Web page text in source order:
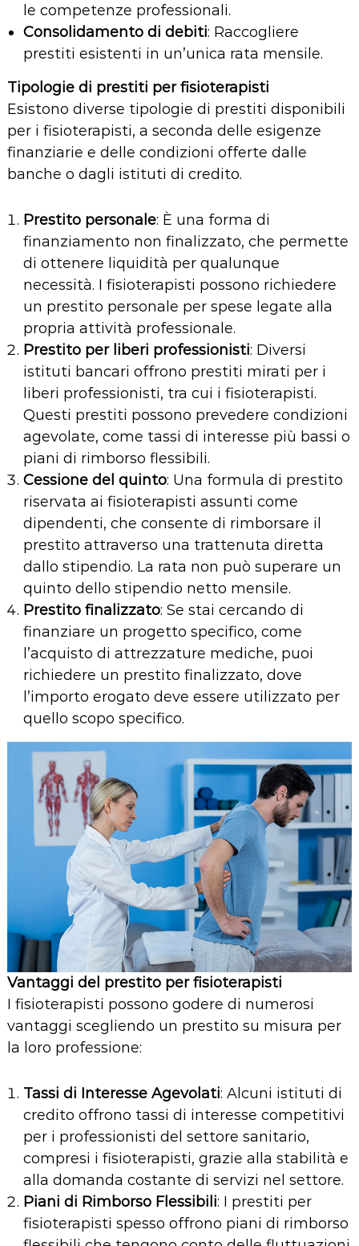
le competenze professionali.
Consolidamento di debiti: Raccogliere
prestiti esistenti in un’unica rata mensile.
Tipologie di prestiti per fisioterapisti
Esistono diverse tipologie di prestiti disponibili
per i fisioterapisti, a seconda delle esigenze
finanziarie e delle condizioni offerte dalle
banche o dagli istituti di credito.
Prestito personale: È una forma di
finanziamento non finalizzato, che permette
di ottenere liquidità per qualunque
necessità. I fisioterapisti possono richiedere
un prestito personale per spese legate alla
propria attività professionale.
Prestito per liberi professionisti: Diversi
istituti bancari offrono prestiti mirati per i
liberi professionisti, tra cui i fisioterapisti.
Questi prestiti possono prevedere condizioni
agevolate, come tassi di interesse più bassi o
piani di rimborso flessibili.
Cessione del quinto: Una formula di prestito
riservata ai fisioterapisti assunti come
dipendenti, che consente di rimborsare il
prestito attraverso una trattenuta diretta
dallo stipendio. La rata non può superare un
quinto dello stipendio netto mensile.
Prestito finalizzato: Se stai cercando di
finanziare un progetto specifico, come
l’acquisto di attrezzature mediche, puoi
richiedere un prestito finalizzato, dove
l’importo erogato deve essere utilizzato per
quello scopo specifico.
Vantaggi del prestito per fisioterapisti
I fisioterapisti possono godere di numerosi
vantaggi scegliendo un prestito su misura per
la loro professione:
Tassi di Interesse Agevolati: Alcuni istituti di
credito offrono tassi di interesse competitivi
per i professionisti del settore sanitario,
compresi i fisioterapisti, grazie alla stabilità e
alla domanda costante di servizi nel settore.
Piani di Rimborso Flessibili: I prestiti per
fisioterapisti spesso offrono piani di rimborso